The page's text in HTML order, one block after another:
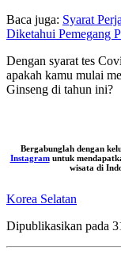
Baca juga: Syarat
Diketahui Pemegang
Dengan syarat tes
apakah kamu mulai
Ginseng di tahun ini?
Bergabunglah dengan
Instagramuntuk
wisata di
Korea Selatan
Dipublikasikan pada